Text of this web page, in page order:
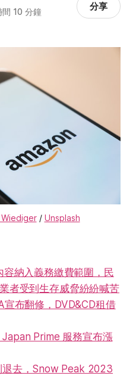
10 分鐘 分享
/ Unsplash
容納入義務繳費範圍，民
者受到生存威脅紛紛喊苦
宣布翻修，DVD&CD租借
Prime 服務宣布漲
退去，Snow Peak 2023